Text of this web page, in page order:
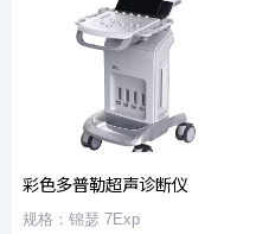
彩色多普勒超声诊断仪
规格：锦瑟 7Exp